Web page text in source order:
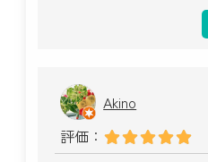
Akino
評価：